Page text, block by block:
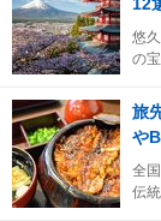
悠
の
旅
や
全
伝